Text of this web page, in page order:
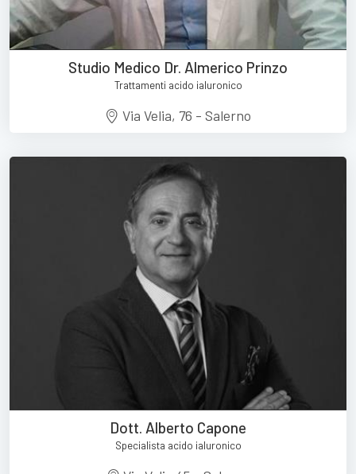
Studio Medico Dr. Almerico Prinzo
Trattamenti acido ialuronico
Via Velia, 76 - Salerno
Dott. Alberto Capone
Specialista acido ialuronico